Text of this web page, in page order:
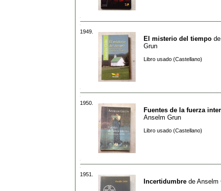
1949.
El misterio del tiempo
Grun
Libro usado (Castellano)
1950.
Fuentes de la fuerza
Anselm Grun
Libro usado (Castellano)
1951.
Incertidumbre de Anselm